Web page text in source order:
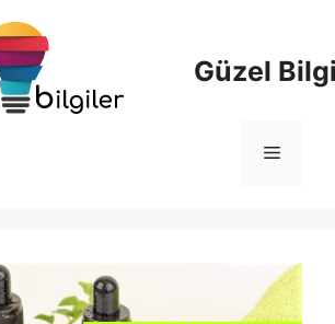
Güzel
Menü